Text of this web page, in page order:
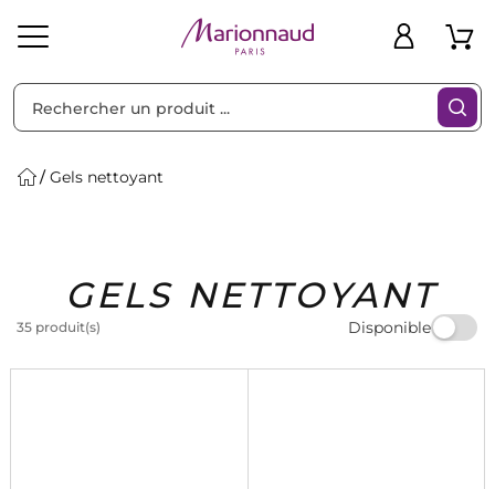
Solaire Homme Marques Idées
Cadeaux
Bons
Plans
Gels nettoyant
GELS NETTOYANT
35 produit(s) Disponible
Filtres